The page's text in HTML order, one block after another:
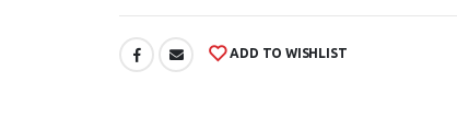
ADD TO WISHLIST